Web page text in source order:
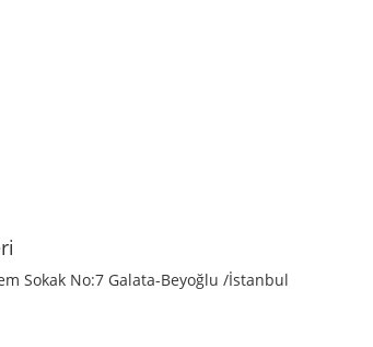
Sokak No:7 Galata-Beyoğlu /İstanbul